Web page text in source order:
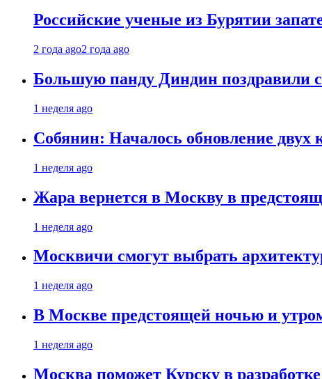
Российские ученые из Бурятии
2 года ago2 года ago
Большую панду Диндин поздравили
1 неделя ago
Собянин: Началось обновление
1 неделя ago
Жара вернется в Москву в
1 неделя ago
Москвичи смогут выбрать
1 неделя ago
В Москве предстоящей ночью и
1 неделя ago
Москва поможет Курску в